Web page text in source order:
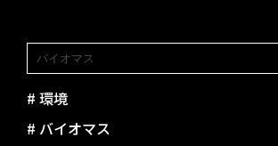
# 環境
# バイオマス